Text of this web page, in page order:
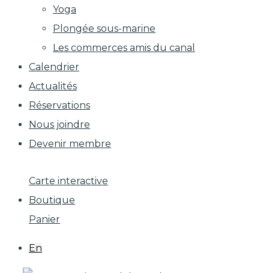
Yoga
Plongée sous-marine
Les commerces amis du canal
Calendrier
Actualités
Réservations
Nous joindre
Devenir membre
Carte interactive
Boutique
Panier
En